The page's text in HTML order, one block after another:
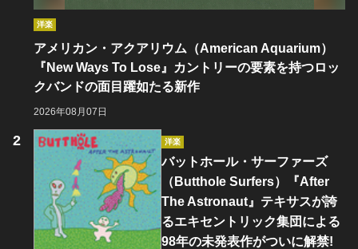
洋楽
アメリカン・アクアリウム（American Aquarium）
『New Ways To Lose』カントリーの要素を持つロッ
クバンドの面目躍如たる新作
2026年08月07日
洋楽
バットホール・サーファーズ
（Butthole Surfers）『After
The Astronaut』テキサスが誇
るエキセントリック集団による
98年の未発表作がついに解禁!